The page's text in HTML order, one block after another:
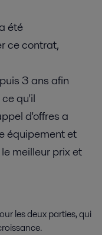
été
ce contrat,
3 ans afin
qu'il
d'offres a
équipement et
meilleur prix et
les deux parties, qui